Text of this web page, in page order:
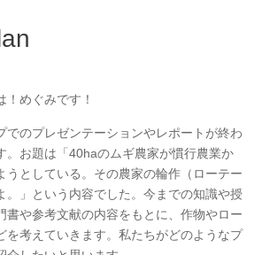
めぐみです！
でのプレゼンテーションやレポートが終わ
。お題は「40haのムギ農家が慣行農業か
うとしている。その農家の輪作（ローテー
。」という内容でした。今までの知識や授
書や参考文献の内容をもとに、作物やロー
を考えていきます。私たちがどのようなプ